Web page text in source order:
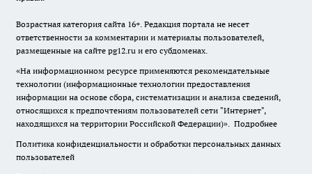
Возрастная категория сайта 16+. Редакция портала не несет
ответственности за комментарии и материалы пользователей,
размещенные на сайте pg12.ru и его субдоменах.
«На информационном ресурсе применяются рекомендательные
технологии (информационные технологии предоставления
информации на основе сбора, систематизации и анализа сведений,
относящихся к предпочтениям пользователей сети "Интернет",
находящихся на территории Российской Федерации)». Подробнее
Политика конфиденциальности и обработки персональных данных
пользователей